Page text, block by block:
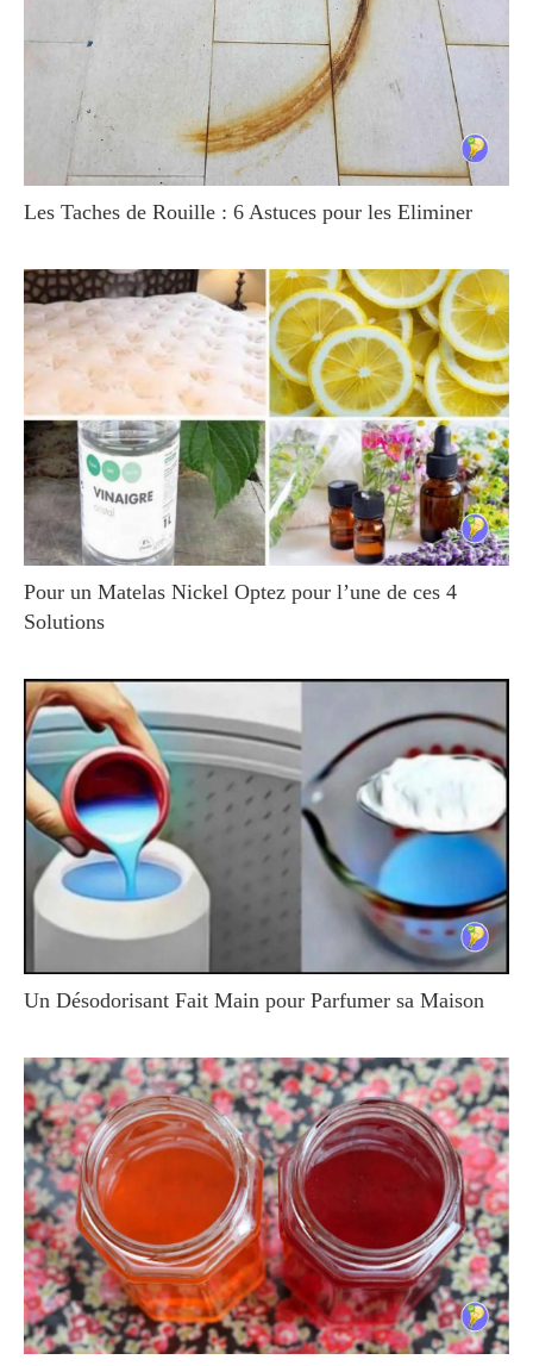
Les Taches de Rouille : 6 Astuces pour les Eliminer
Pour un Matelas Nickel Optez pour l’une de ces 4
Solutions
Un Désodorisant Fait Main pour Parfumer sa Maison